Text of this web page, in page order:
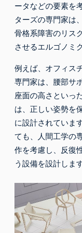
ータなどの要素を
ターズの専門家は
骨格系障害のリス
させるエルゴノミ
例えば、オフィス
専門家は、腰部サ
座面の高さといっ
は、正しい姿勢を
に設計されていま
ても、人間工学の
作を考慮し、反復
う設備を設計します